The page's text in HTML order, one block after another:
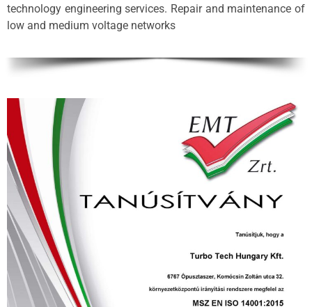
technology engineering services. Repair and maintenance of
low and medium voltage networks